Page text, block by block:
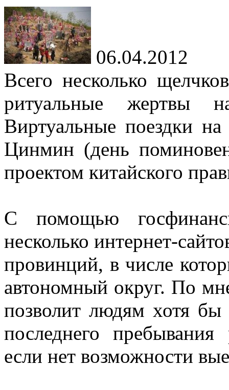
06.04.2012
Всего несколько
ритуальные жертвы
Виртуальные поездки
Цинмин (день
проектом китайского
С помощью
несколько интернет-
провинций, в числе
автономный округ. По
позволит людям хотя бы
последнего
если нет возможности